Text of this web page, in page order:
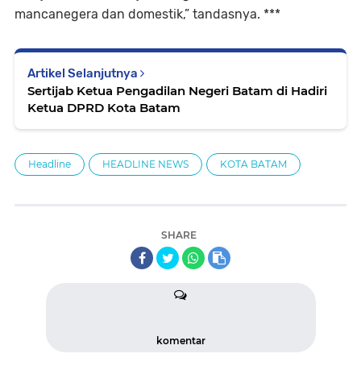
mancanegera dan domestik,” tandasnya. ***
Artikel Selanjutnya
Sertijab Ketua Pengadilan Negeri Batam di Hadiri
Ketua DPRD Kota Batam
Headline HEADLINE NEWS KOTA BATAM
SHARE
komentar